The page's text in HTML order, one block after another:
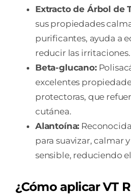
Extracto de Árbol de
sus propiedades
purificantes, ayuda a
reducir las irritaciones.
Beta-glucano:
excelentes
protectoras, que
cutánea.
Alantoína:
para suavizar, calmar
sensible, reduciendo
¿Cómo aplicar VT